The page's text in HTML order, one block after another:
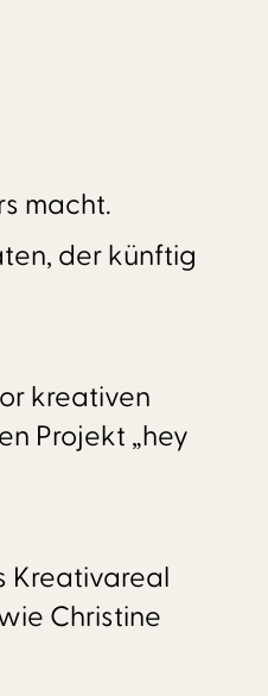
macht.
der künftig
kreativen
Projekt „hey
Kreativareal
Christine